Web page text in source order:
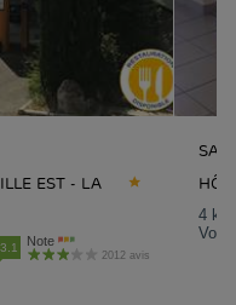
EST - LA
3.1 Note
2012 avis
4
Voir